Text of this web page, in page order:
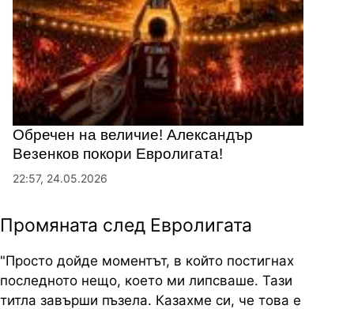
Обречен на величие! Александър
Везенков покори Евролигата!
22:57, 24.05.2026
Промяната след Евролигата
"Просто дойде моментът, в който постигнах
последното нещо, което ми липсваше. Тази
титла завърши пъзела. Казахме си, че това е